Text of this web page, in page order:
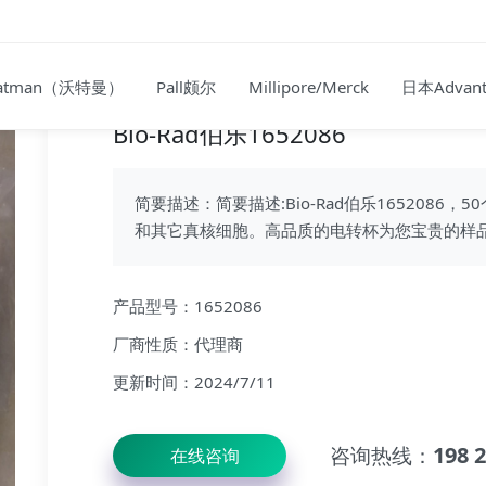
（沃特曼） Pall颇尔 Millipore/Merck 日本
Bio-Rad伯乐1652086
简要描述：简要描述:Bio-Rad伯乐1652086，
和其它真核细胞。高品质的电转杯为您宝贵的
产品型号：1652086
厂商性质：代理商
更新时间：2024/7/11
在线咨询 咨询热线： 198